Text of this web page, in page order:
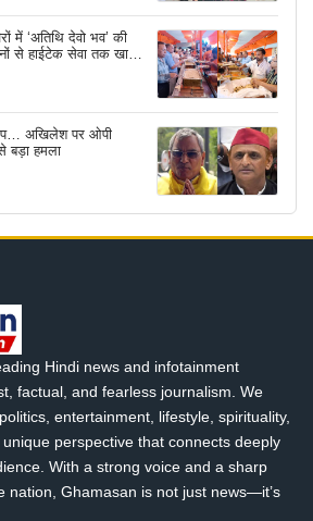
में ‘अतिथि देवो भव’ की
से हाईटेक सेवा तक खास
अखिलेश पर ओपी
बड़ा हमला
Hindi news and infotainment
factual, and fearless journalism. We
entertainment, lifestyle, spirituality,
perspective that connects deeply
With a strong voice and a sharp
nation, Ghamasan is not just news—it’s